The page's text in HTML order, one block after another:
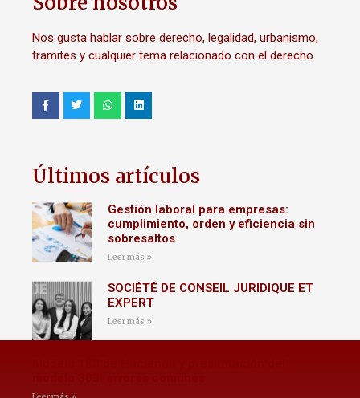
Nos gusta hablar sobre derecho, legalidad, urbanismo,
tramites y cualquier tema relacionado con el derecho.
Últimos artículos
Gestión laboral para empresas:
cumplimiento, orden y eficiencia sin
sobresaltos
Leer más »
SOCIÉTÉ DE CONSEIL JURIDIQUE ET
EXPERT
Leer más »